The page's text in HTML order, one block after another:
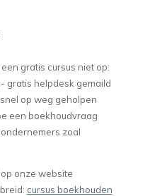
gratis cursus niet op:
gratis helpdesk gemaild
op weg geholpen
een boekhoudvraag
zoal
onze website
cursus boekhouden